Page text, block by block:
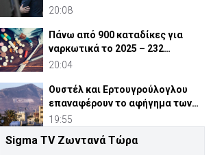
20:08
Πάνω από 900 καταδίκες για
ναρκωτικά το 2025 – 232
ναρκέμποροι στη φυλακή
20:04
Ουστέλ και Ερτουγρούλογλου
επαναφέρουν το αφήγημα των
Κοκκίνων
19:55
Υπό «κράτηση» για άλλες 7 μέρες
Sigma TV Ζωντανά Τώρα